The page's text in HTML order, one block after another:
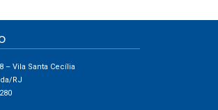
– Vila Santa Cecília
RJ